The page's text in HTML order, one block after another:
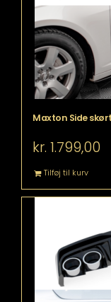
Maxton Side
kr. 1.799,00
Tilføj til kurv